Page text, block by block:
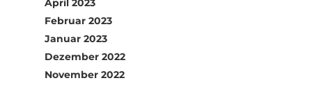
April 2023
Februar 2023
Januar 2023
Dezember 2022
November 2022